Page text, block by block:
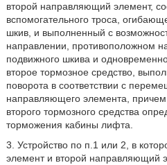
второй направляющий элемент,
вспомогательного троса,
шкив, и выполненный с
направлении, противоположном
подвижного шкива и
второе тормозное средство,
поворота в соответствии с
направляющего элемента,
второго тормозного средства
торможения кабины лифта.
3. Устройство по п.1 или 2, в
элемент и второй направляющий